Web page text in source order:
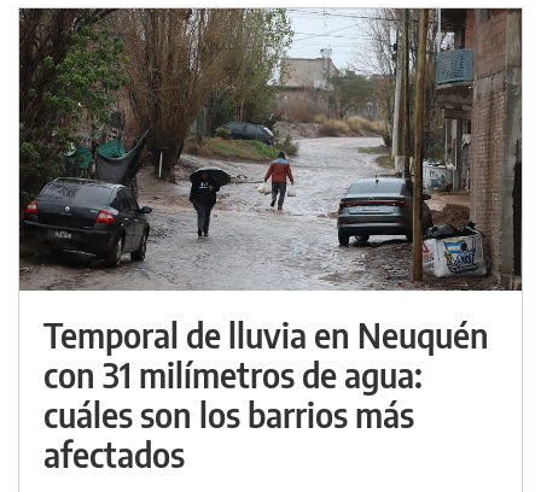
Temporal de lluvia en Neuquén
con 31 milímetros de agua:
cuáles son los barrios más
afectados